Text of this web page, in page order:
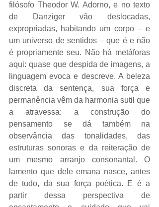
filósofo Theodor W. Adorno, e no texto
de Danziger vão deslocadas,
expropriadas, habitando um corpo – e
um universo de sentidos – que é e não
é propriamente seu. Não há metáforas
aqui: quase que despida de imagens, a
linguagem evoca e descreve. A beleza
discreta da sentença, sua força e
permanência vêm da harmonia sutil que
a atravessa: a construção do
pensamento se dá também na
observância das tonalidades, das
estruturas sonoras e da reiteração de
um mesmo arranjo consonantal. O
lamento que dele emana nasce, antes
de tudo, da sua força poética. E é a
partir dessa perspectiva de